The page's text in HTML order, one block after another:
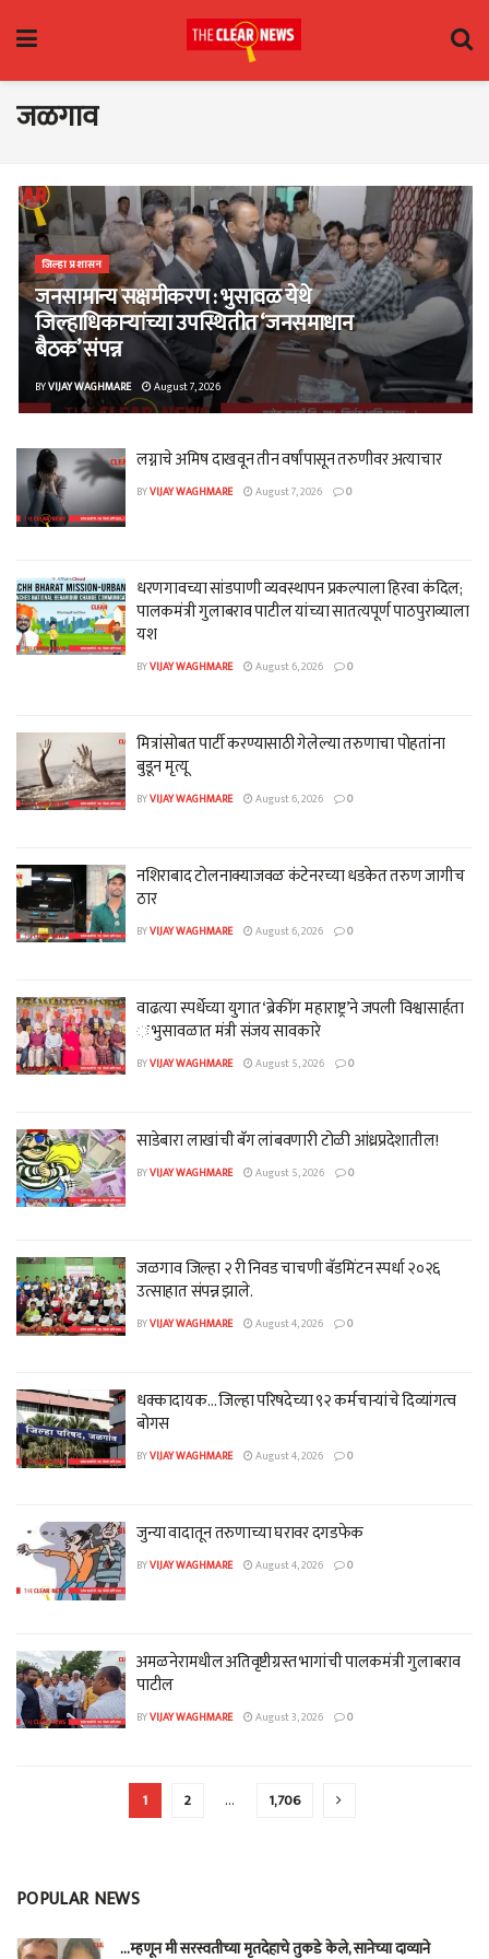
जळगाव
जिल्हा प्रशासन
जनसामान्य सक्षमीकरण : भुसावळ येथे
जिल्हाधिकाऱ्यांच्या उपस्थितीत ‘जनसमाधान
बैठक’ संपन्न
BYVIJAY WAGHMARE August 7, 2026
लग्नाचे अमिष दाखवून तीन वर्षांपासून तरुणीवर अत्याचार
BYVIJAY WAGHMARE August 7, 2026 0
धरणगावच्या सांडपाणी व्यवस्थापन प्रकल्पाला हिरवा कंदिल;
पालकमंत्री गुलाबराव पाटील यांच्या सातत्यपूर्ण पाठपुराव्याला
यश
BYVIJAY WAGHMARE August 6, 2026 0
मित्रांसोबत पार्टी करण्यासाठी गेलेल्या तरुणाचा पोहतांना
बुडून मृत्यू
BYVIJAY WAGHMARE August 6, 2026 0
नशिराबाद टोलनाक्याजवळ कंटेनरच्या धडकेत तरुण जागीच
ठार
BYVIJAY WAGHMARE August 6, 2026 0
वाढत्या स्पर्धेच्या युगात ‘ब्रेकींग महाराष्ट्र’ने जपली विश्वासार्हता
ः भुसावळात मंत्री संजय सावकारे
BYVIJAY WAGHMARE August 5, 2026 0
साडेबारा लाखांची बॅग लांबवणारी टोळी आंध्रप्रदेशातील!
BYVIJAY WAGHMARE August 5, 2026 0
जळगाव जिल्हा २ री निवड चाचणी बॅडमिंटन स्पर्धा २०२६
उत्साहात संपन्न झाले.
BYVIJAY WAGHMARE August 4, 2026 0
धक्कादायक… जिल्हा परिषदेच्या ९२ कर्मचाऱ्यांचे दिव्यांगत्व
बोगस
BYVIJAY WAGHMARE August 4, 2026 0
जुन्या वादातून तरुणाच्या घरावर दगडफेक
BYVIJAY WAGHMARE August 4, 2026 0
अमळनेरामधील अतिवृष्टीग्रस्त भागांची पालकमंत्री गुलाबराव
पाटील
BYVIJAY WAGHMARE August 3, 2026 0
1 2 … 1,706
POPULAR NEWS
…म्हणून मी सरस्वतीच्या मृतदेहाचे तुकडे केले, सानेच्या दाव्याने